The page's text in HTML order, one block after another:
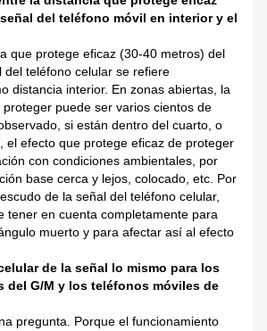
del teléfono móvil en interior y el
que protege eficaz (30-40 metros) del
del teléfono celular se refiere
distancia interior. En zonas abiertas, la
puede ser varios cientos de
si están dentro del cuarto, o
el efecto que protege eficaz de proteger
con condiciones ambientales, por
base cerca y lejos, colocado, etc. Por
de la señal del teléfono celular,
tener en cuenta completamente para
muerto y para afectar así al efecto
de la señal lo mismo para los
del G/M y los teléfonos móviles de
pregunta. Porque el funcionamiento